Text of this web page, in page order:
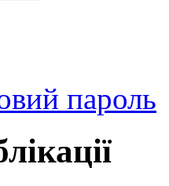
пароль